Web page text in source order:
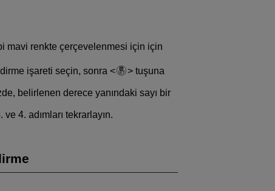
mavi renkte çerçevelenmesi için için
işareti seçin, sonra
tuşuna
belirlenen derece yanındaki sayı bir
4. adımları tekrarlayın.